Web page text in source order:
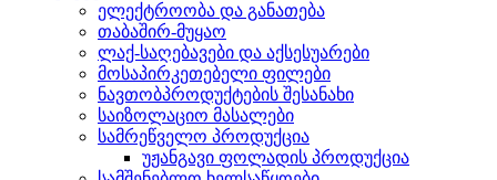
ელექტროობა და განათება
თაბაშირ-მუყაო
ლაქ-საღებავები და აქსესუარები
მოსაპირკეთებელი ფილები
ნავთობპროდუქტების შესანახი
საიზოლაციო მასალები
სამრეწველო პროდუქცია
უჟანგავი ფოლადის პროდუქცია